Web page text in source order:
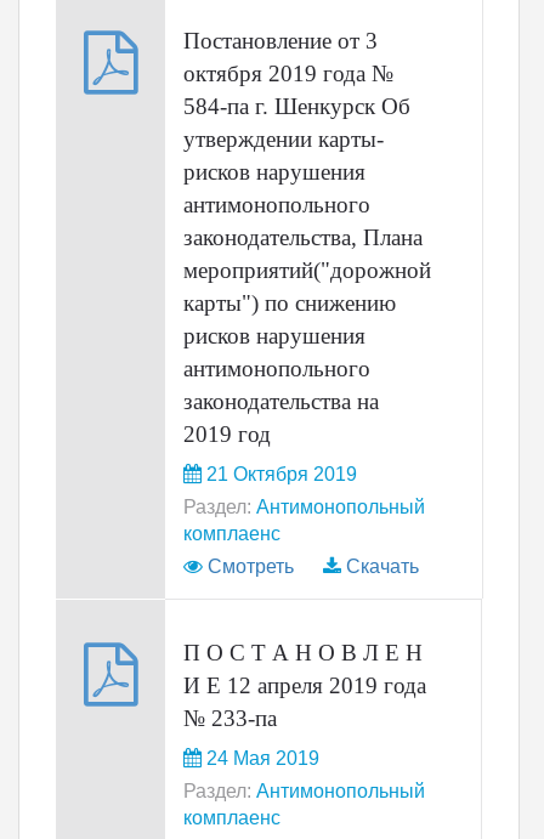
Постановление от 3
октября 2019 года №
584-па г. Шенкурск Об
утверждении карты-
рисков нарушения
антимонопольного
законодательства, Плана
мероприятий("дорожной
карты") по снижению
рисков нарушения
антимонопольного
законодательства на
2019 год
21 Октября 2019
Раздел: Антимонопольный
комплаенс
Смотреть
Скачать
П О С Т А Н О В Л Е Н
И Е 12 апреля 2019 года
№ 233-па
24 Мая 2019
Раздел: Антимонопольный
комплаенс